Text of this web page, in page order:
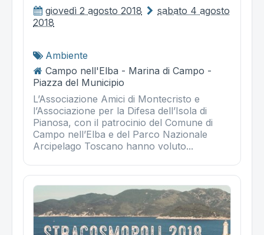
giovedì 2 agosto 2018
sabato 4 agosto
2018
Ambiente
Campo nell'Elba - Marina di Campo -
Piazza del Municipio
L’Associazione Amici di Montecristo e
l’Associazione per la Difesa dell’Isola di
Pianosa, con il patrocinio del Comune di
Campo nell’Elba e del Parco Nazionale
Arcipelago Toscano hanno voluto...